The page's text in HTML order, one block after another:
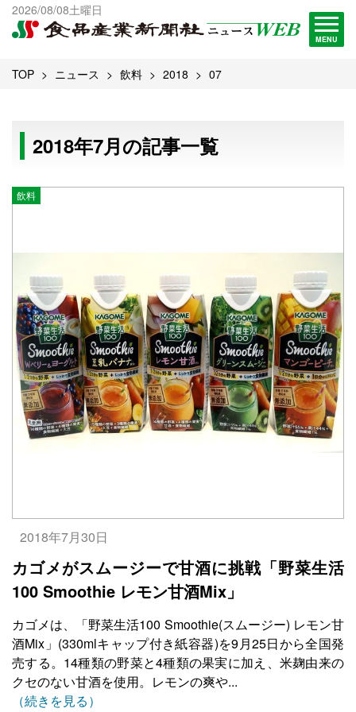
2026/08/08土曜日
MENU
出版物一覧へ
試読・購読申し込み
TOP ニュース 飲料 2018 07
2018年7月の記事一覧
飲料
2018年7月30日
カゴメがスムージーで甘酒に挑戦「野菜生活
100 Smoothie レモン甘酒Mix」
カゴメは、「野菜生活100 Smoothie(スムージー) レモン甘
酒Mix」(330mlキャップ付き紙容器)を9月25日から全国発
売する。14種類の野菜と4種類の果実に加え、米麹由来の
クセのない甘酒を使用。レモンの爽や...
（続きを見る）